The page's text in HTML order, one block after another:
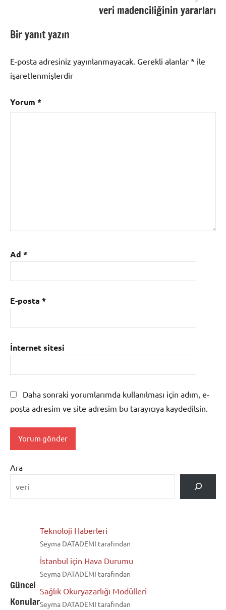
veri madenciliğinin yararları
Bir yanıt yazın
E-posta adresiniz yayınlanmayacak. Gerekli alanlar * ile
işaretlenmişlerdir
Yorum *
Ad *
E-posta *
İnternet sitesi
Daha sonraki yorumlarımda kullanılması için adım, e-
posta adresim ve site adresim bu tarayıcıya kaydedilsin.
Ara
Güncel
Konular
Teknoloji Haberleri
Seyma DATADEMI tarafından
İstanbul için Hava Durumu
Seyma DATADEMI tarafından
Sağlık Okuryazarlığı Modülleri
Seyma DATADEMI tarafından